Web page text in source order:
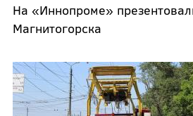
На «Иннопроме»
Магнитогорска